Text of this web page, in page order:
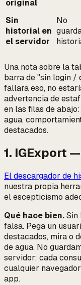
original
Sin
historial en
el servidor
No
Una nota sobre la
barra de "sin login /
fallara eso, no
advertencia de
en las filas de
agua,
destacados.
1. IGExport —
El descargador de
nuestra propia
el escepticismo
Qué hace bien.Sin
falsa. Pega un
destacados, mira o
de agua. No
servidor: cada
cualquier
app.